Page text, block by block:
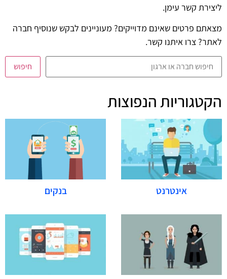
ליצירת קשר עימן.
מצאתם פרטים שאינם מדוייקים? מעוניינים לבקש שנוסיף חברה
לאתר? צרו איתנו קשר.
חיפוש
הקטגוריות הנפוצות
אינטרנט בנקים